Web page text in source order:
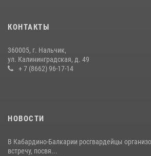
НАЧАЛЬНИК УПРАВЛЕНИЯ РОСГВАРДИИ ПО
БАЛКАРСКОЙ РЕСПУБЛИКЕ ПРОВЕДЕТ ПРИЕМ
КОНТАКТЫ
360005, г. Нальчик,
ул. Калининградская, д. 49
+ 7 (8662) 96-17-14
НОВОСТИ
В Кабардино-Балкарии росгвардейцы
встречу, посвя...